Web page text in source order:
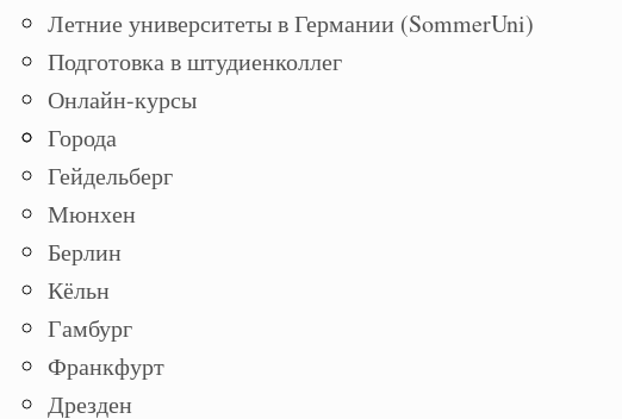
Летние университеты в Германии (SommerUni)
Подготовка в штудиенколлег
Онлайн-курсы
Города
Гейдельберг
Мюнхен
Берлин
Кёльн
Гамбург
Франкфурт
Дрезден